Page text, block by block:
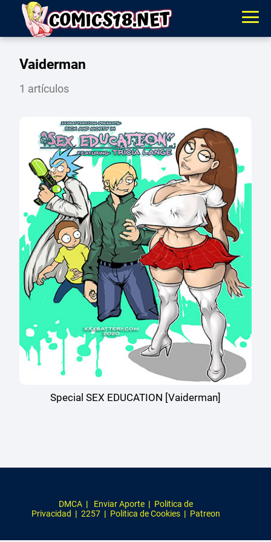
Vaiderman
1 artículos
Special SEX EDUCATION [Vaiderman]
DMCA | Enviar Aporte | Politica de
Privacidad | 2257 | Politica de Cookies | Patreon